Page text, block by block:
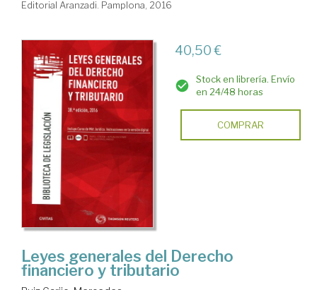
Editorial Aranzadi. Pamplona, 2016
40,50 €
Stock en librería. Envío
en 24/48 horas
COMPRAR
Leyes generales del Derecho
financiero y tributario